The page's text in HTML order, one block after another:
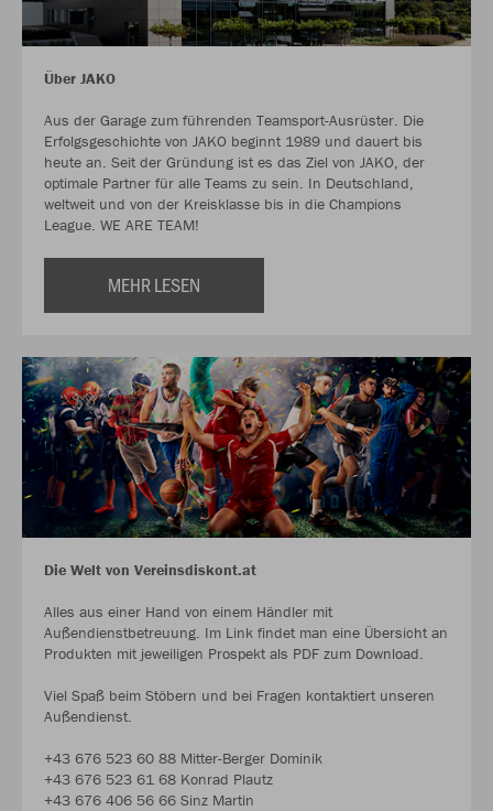
Über JAKO
Aus der Garage zum führenden Teamsport-Ausrüster. Die
Erfolgsgeschichte von JAKO beginnt 1989 und dauert bis
heute an. Seit der Gründung ist es das Ziel von JAKO, der
optimale Partner für alle Teams zu sein. In Deutschland,
weltweit und von der Kreisklasse bis in die Champions
League. WE ARE TEAM!
MEHR LESEN
Die Welt von Vereinsdiskont.at
Alles aus einer Hand von einem Händler mit
Außendienstbetreuung. Im Link findet man eine Übersicht an
Produkten mit jeweiligen Prospekt als PDF zum Download.
Viel Spaß beim Stöbern und bei Fragen kontaktiert unseren
Außendienst.
+43 676 523 60 88 Mitter-Berger Dominik
+43 676 523 61 68 Konrad Plautz
+43 676 406 56 66 Sinz Martin